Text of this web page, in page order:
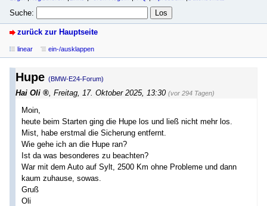
Suche:
zurück zur Hauptseite
linear ein-/ausklappen
Hupe (BMW-E24-Forum)
Hai Oli Freitag, 17. Oktober 2025, 13:30 (vor 294 Tagen)
Moin,
heute beim Starten ging die Hupe los und ließ nicht mehr los.
Mist, habe erstmal die Sicherung entfernt.
Wie gehe ich an die Hupe ran?
Ist da was besonderes zu beachten?
War mit dem Auto auf Sylt, 2500 Km ohne Probleme und dann
kaum zuhause, sowas.
Gruß
Oli